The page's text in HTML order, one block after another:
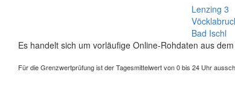
Lenzing 3
Bad Ischl
Es handelt sich um vorläufige Online-Rohdaten aus
Für die Grenzwertprüfung ist der Tagesmittelwert von 0 bis 24 Uhr